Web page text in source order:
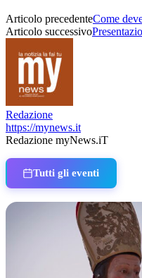
Articolo precedenteCome
Articolo successivo
Redazione
https://mynews.it
Redazione myNews.iT
Tutti gli eventi